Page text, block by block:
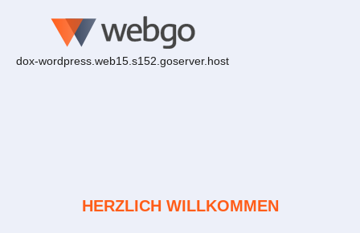
dox-wordpress.web15.s152.goserver.host
HERZLICH WILLKOMMEN